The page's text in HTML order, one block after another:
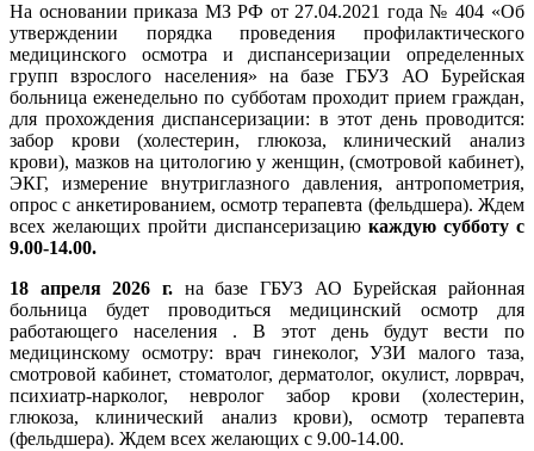
На основании приказа МЗ РФ от 27.04.2021 года № 404 «Об
утверждении порядка проведения профилактического
медицинского осмотра и диспансеризации определенных
групп взрослого населения» на базе ГБУЗ АО Бурейская
больница еженедельно по субботам проходит прием граждан,
для прохождения диспансеризации: в этот день проводится:
забор крови (холестерин, глюкоза, клинический анализ
крови), мазков на цитологию у женщин, (смотровой кабинет),
ЭКГ, измерение внутриглазного давления, антропометрия,
опрос с анкетированием, осмотр терапевта (фельдшера). Ждем
всех желающих пройти диспансеризацию каждую субботу с
9.00-14.00.
18 апреля 2026 г. на базе ГБУЗ АО Бурейская районная
больница будет проводиться медицинский осмотр для
работающего населения . В этот день будут вести по
медицинскому осмотру: врач гинеколог, УЗИ малого таза,
смотровой кабинет, стоматолог, дерматолог, окулист, лорврач,
психиатр-нарколог, невролог забор крови (холестерин,
глюкоза, клинический анализ крови), осмотр терапевта
(фельдшера). Ждем всех желающих с 9.00-14.00.